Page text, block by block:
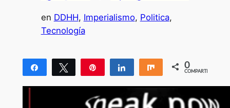
en DDHH, Imperialismo, Politica
Tecnología
Compartir Twittear Compartir Compartir
0
COMPARTIR